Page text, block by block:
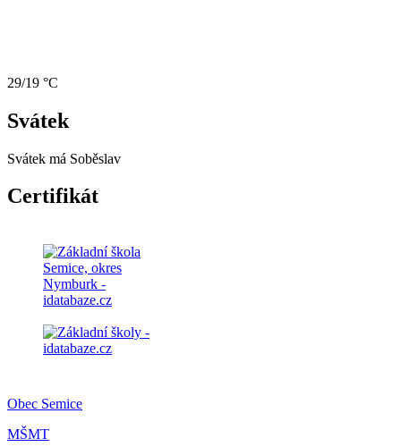
29/19 °C
Svátek
Svátek má Soběslav
Certifikát
Obec Semice
MŠMT